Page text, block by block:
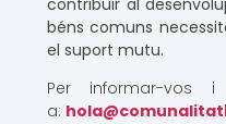
contribuir al
béns comuns
el suport mutu.
Per informar-vos
a: